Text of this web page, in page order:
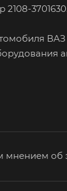
мнением об